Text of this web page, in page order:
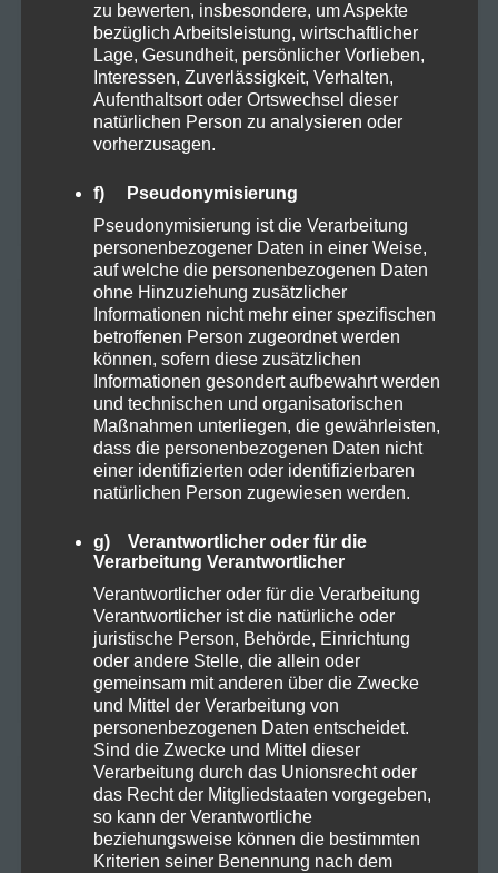
Hartmut K.zuWarum Hanf in deinen Speiseplan
gehört!
Marlene H.zuWarum Hanf in deinen Speiseplan
gehört!
Cannabisanbau
ARCHIV
Oktober 2025
August 2024
Juli 2024
Juni 2024
Mai 2024
April 2024
März 2024
KATEGORIEN
zu bewerten, insbesondere, um Aspekte
bezüglich Arbeitsleistung, wirtschaftlicher
Lage, Gesundheit, persönlicher Vorlieben,
Interessen, Zuverlässigkeit, Verhalten,
Aufenthaltsort oder Ortswechsel dieser
natürlichen Person zu analysieren oder
vorherzusagen.
f) Pseudonymisierung
Pseudonymisierung ist die Verarbeitung
personenbezogener Daten in einer Weise,
auf welche die personenbezogenen Daten
ohne Hinzuziehung zusätzlicher
Informationen nicht mehr einer spezifischen
betroffenen Person zugeordnet werden
können, sofern diese zusätzlichen
Informationen gesondert aufbewahrt werden
und technischen und organisatorischen
Maßnahmen unterliegen, die gewährleisten,
dass die personenbezogenen Daten nicht
einer identifizierten oder identifizierbaren
natürlichen Person zugewiesen werden.
g) Verantwortlicher oder für die
Verarbeitung Verantwortlicher
Verantwortlicher oder für die Verarbeitung
Verantwortlicher ist die natürliche oder
juristische Person, Behörde, Einrichtung
oder andere Stelle, die allein oder
gemeinsam mit anderen über die Zwecke
und Mittel der Verarbeitung von
personenbezogenen Daten entscheidet.
Sind die Zwecke und Mittel dieser
Verarbeitung durch das Unionsrecht oder
das Recht der Mitgliedstaaten vorgegeben,
so kann der Verantwortliche
beziehungsweise können die bestimmten
Kriterien seiner Benennung nach dem